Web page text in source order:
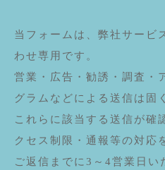
当フォームは、弊社サービ
わせ専用です。
営業・広告・勧誘・調査・
グラムなどによる送信は固
これらに該当する送信が確
クセス制限・通報等の対応
ご返信までに3～4営業日い